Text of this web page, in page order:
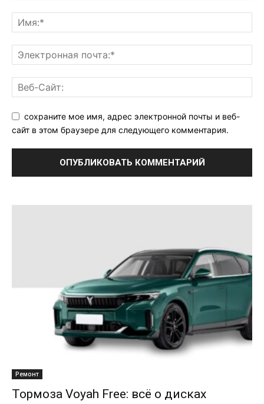
сохраните мое имя, адрес электронной почты и веб-
сайт в этом браузере для следующего комментария.
Ремонт
Тормоза Voyah Free: всё о дисках